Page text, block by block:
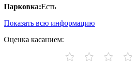
Парковка:Есть
Показать всю информацию
Оценка касанием: